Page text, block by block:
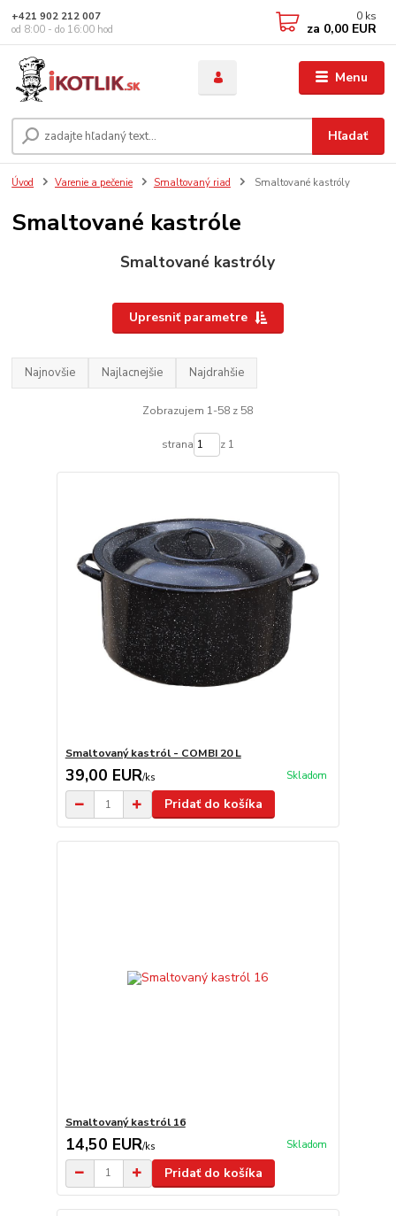
Menu
Hľadať
+421 902 212 007
od 8:00 - do 16:00 hod
0 ks
za 0,00 EUR
Úvod Varenie a pečenie Smaltovaný riad Smaltované kastróly
Smaltované kastróle
Smaltované kastróly
Upresniť parametre
Najnovšie Najlacnejšie Najdrahšie
Zobrazujem 1-58 z 58
strana z 1
Smaltovaný kastról - COMBI 20 L
39,00 EUR/ks Skladom
Pridať do košíka
Smaltovaný kastról 16
14,50 EUR/ks Skladom
Pridať do košíka